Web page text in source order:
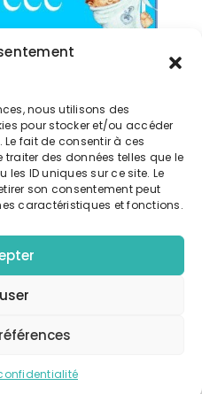
nous utilisons des
pour stocker et/ou accéder
fait de consentir à ces
des données telles que le
ID uniques sur ce site. Le
son consentement peut
caractéristiques et fonctions.
calendrier